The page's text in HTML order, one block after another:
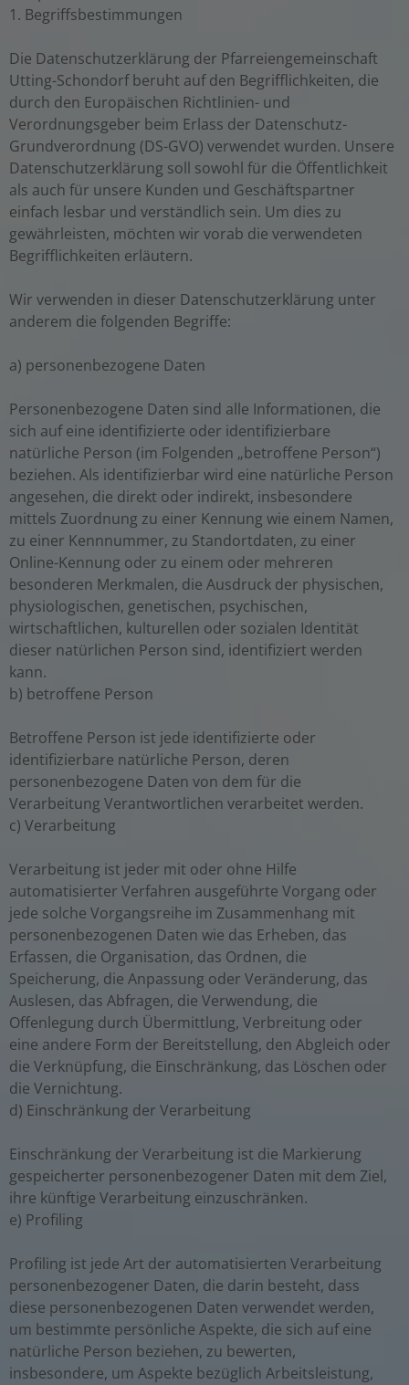
1. Begriffsbestimmungen
Die Datenschutzerklärung der Pfarreiengemeinschaft
Utting-Schondorf beruht auf den Begrifflichkeiten, die
durch den Europäischen Richtlinien- und
Verordnungsgeber beim Erlass der Datenschutz-
Grundverordnung (DS-GVO) verwendet wurden. Unsere
Datenschutzerklärung soll sowohl für die Öffentlichkeit
als auch für unsere Kunden und Geschäftspartner
einfach lesbar und verständlich sein. Um dies zu
gewährleisten, möchten wir vorab die verwendeten
Begrifflichkeiten erläutern.
Wir verwenden in dieser Datenschutzerklärung unter
anderem die folgenden Begriffe:
a) personenbezogene Daten
Personenbezogene Daten sind alle Informationen, die
sich auf eine identifizierte oder identifizierbare
natürliche Person (im Folgenden „betroffene Person“)
beziehen. Als identifizierbar wird eine natürliche Person
angesehen, die direkt oder indirekt, insbesondere
mittels Zuordnung zu einer Kennung wie einem Namen,
zu einer Kennnummer, zu Standortdaten, zu einer
Online-Kennung oder zu einem oder mehreren
besonderen Merkmalen, die Ausdruck der physischen,
physiologischen, genetischen, psychischen,
wirtschaftlichen, kulturellen oder sozialen Identität
dieser natürlichen Person sind, identifiziert werden
kann.
b) betroffene Person
Betroffene Person ist jede identifizierte oder
identifizierbare natürliche Person, deren
personenbezogene Daten von dem für die
Verarbeitung Verantwortlichen verarbeitet werden.
c) Verarbeitung
Verarbeitung ist jeder mit oder ohne Hilfe
automatisierter Verfahren ausgeführte Vorgang oder
jede solche Vorgangsreihe im Zusammenhang mit
personenbezogenen Daten wie das Erheben, das
Erfassen, die Organisation, das Ordnen, die
Speicherung, die Anpassung oder Veränderung, das
Auslesen, das Abfragen, die Verwendung, die
Offenlegung durch Übermittlung, Verbreitung oder
eine andere Form der Bereitstellung, den Abgleich oder
die Verknüpfung, die Einschränkung, das Löschen oder
die Vernichtung.
d) Einschränkung der Verarbeitung
Einschränkung der Verarbeitung ist die Markierung
gespeicherter personenbezogener Daten mit dem Ziel,
ihre künftige Verarbeitung einzuschränken.
e) Profiling
Profiling ist jede Art der automatisierten Verarbeitung
personenbezogener Daten, die darin besteht, dass
diese personenbezogenen Daten verwendet werden,
um bestimmte persönliche Aspekte, die sich auf eine
natürliche Person beziehen, zu bewerten,
insbesondere, um Aspekte bezüglich Arbeitsleistung,